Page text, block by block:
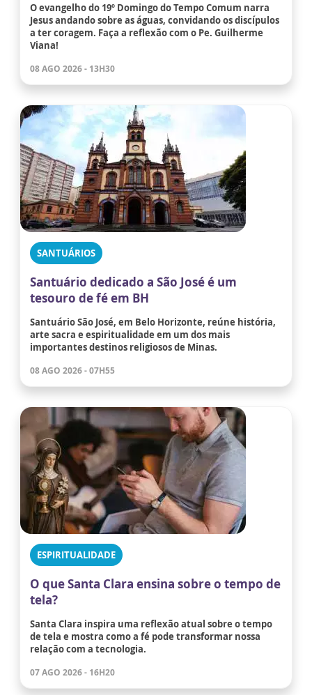
O evangelho do 19º Domingo do Tempo Comum narra
Jesus andando sobre as águas, convidando os discípulos
a ter coragem. Faça a reflexão com o Pe. Guilherme
Viana!
08 AGO 2026 - 13H30
SANTUÁRIOS
Santuário dedicado a São José é um
tesouro de fé em BH
Santuário São José, em Belo Horizonte, reúne história,
arte sacra e espiritualidade em um dos mais
importantes destinos religiosos de Minas.
08 AGO 2026 - 07H55
ESPIRITUALIDADE
O que Santa Clara ensina sobre o tempo de
tela?
Santa Clara inspira uma reflexão atual sobre o tempo
de tela e mostra como a fé pode transformar nossa
relação com a tecnologia.
07 AGO 2026 - 16H20